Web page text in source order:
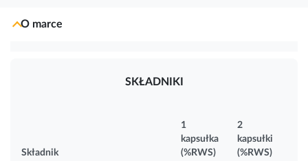
O marce
SKŁADNIKI
Składnik
1
kapsułka
(%RWS)
2
kapsułki
(%RWS)